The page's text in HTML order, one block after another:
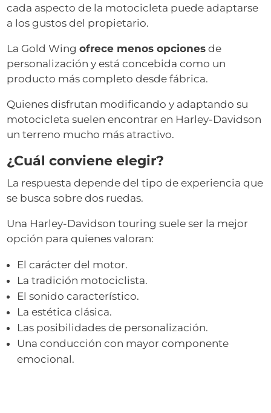
cada aspecto de la motocicleta puede adaptarse
a los gustos del propietario.
La Gold Wingofrece menos opciones de
personalización y está concebida como un
producto más completo desde fábrica.
Quienes disfrutan modificando y adaptando su
motocicleta suelen encontrar en Harley-Davidson
un terreno mucho más atractivo.
¿Cuál conviene elegir?
La respuesta depende del tipo de experiencia que
se busca sobre dos ruedas.
Una Harley-Davidson touring suele ser la mejor
opción para quienes valoran:
El carácter del motor.
La tradición motociclista.
El sonido característico.
La estética clásica.
Las posibilidades de personalización.
Una conducción con mayor componente
emocional.